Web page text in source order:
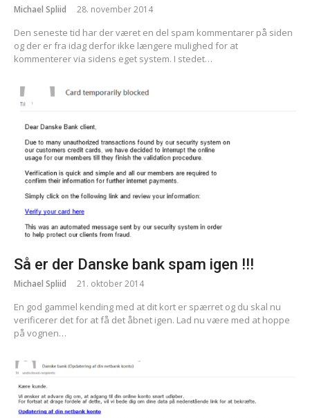
Michael Spliid 28. november 2014
Den seneste tid har der været en del spam kommentarer på siden
og der er fra idag derfor ikke længere mulighed for at
kommenterer via sidens eget system. I stedet…
Så er der Danske bank spam igen !!!
Michael Spliid 21. oktober 2014
En god gammel kending med at dit kort er spærret og du skal nu
verificerer det for at få det åbnet igen. Lad nu være med at hoppe
på vognen…